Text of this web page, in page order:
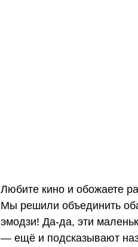
Любите кино и обожаете
Мы решили объединить
эмодзи! Да-да, эти
— ещё и подсказывают